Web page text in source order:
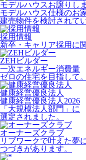
モデルハウスお譲りし
モデルハウス仕様のお
建売物件を検討されて
採用情報
新卒・キャリア採用に
ZEHビルダー
一次エネルギー消費量
ゼロの住宅を目指して。
健康経営優良法人
健康経営優良法人2026
「大規模法人部門」に
選定されました。
オーナーズクラブ
リブワークで叶えた夢
つづきがあります。